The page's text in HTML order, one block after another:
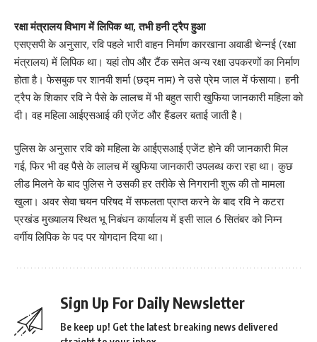
रक्षा मंत्रालय विभाग में लिपिक था, तभी हनी ट्रैप हुआ
एसएसपी के अनुसार, रवि पहले भारी वाहन निर्माण कारखाना अवाडी चेन्नई (रक्षा
मंत्रालय) में लिपिक था। यहां तोप और टैंक समेत अन्य रक्षा उपकरणों का निर्माण
होता है। फेसबुक पर शानवी शर्मा (छद्म नाम) ने उसे प्रेम जाल में फंसाया। हनी
ट्रैप के शिकार रवि ने पैसे के लालच में भी बहुत सारी खुफिया जानकारी महिला को
दी। वह महिला आईएसआई की एजेंट और हैंडलर बताई जाती है।
पुलिस के अनुसार रवि को महिला के आईएसआई एजेंट होने की जानकारी मिल
गई, फिर भी वह पैसे के लालच में खुफिया जानकारी उपलब्ध करा रहा था। कुछ
लीड मिलने के बाद पुलिस ने उसकी हर तरीके से निगरानी शुरू की तो मामला
खुला। अवर सेवा चयन परिषद में सफलता प्राप्त करने के बाद रवि ने कटरा
प्रखंड मुख्यालय स्थित भू निबंधन कार्यालय में इसी साल 6 सितंबर को निम्न
वर्गीय लिपिक के पद पर योगदान दिया था।
Sign Up For Daily Newsletter
Be keep up! Get the latest breaking news delivered